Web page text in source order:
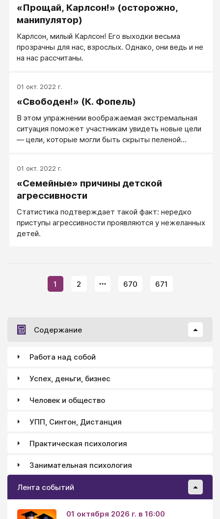
«Прощай, Карлсон!» (осторожно,
манипулятор)
Карлсон, милый Карлсон! Его выходки весьма
прозрачны для нас, взрослых. Однако, они ведь и не
на нас рассчитаны.
01 окт. 2022 г.
«Свободен!» (К. Фопель)
В этом упражнении воображаемая экстремальная
ситуация поможет участникам увидеть новые цели
— цели, которые могли быть скрыты пеленой
01 окт. 2022 г.
«Семейные» причины детской
агрессивности
Статистика подтверждает такой факт: нередко
приступы агрессивности проявляются у нежеланных
детей.
1 2 670 671
Содержание
Работа над собой
Успех, деньги, бизнес
Человек и общество
УПП, Синтон, Дистанция
Практическая психология
Занимательная психология
Лента событий
01 октября 2026 г. в 16:00